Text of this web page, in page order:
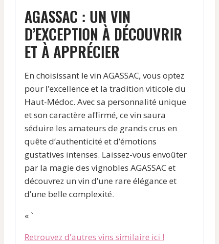
AGASSAC : UN VIN
D’EXCEPTION À DÉCOUVRIR
ET À APPRÉCIER
En choisissant le vin AGASSAC, vous optez
pour l’excellence et la tradition viticole du
Haut-Médoc. Avec sa personnalité unique
et son caractère affirmé, ce vin saura
séduire les amateurs de grands crus en
quête d’authenticité et d’émotions
gustatives intenses. Laissez-vous envoûter
par la magie des vignobles AGASSAC et
découvrez un vin d’une rare élégance et
d’une belle complexité.
« `
Retrouvez d’autres vins similaire ici !